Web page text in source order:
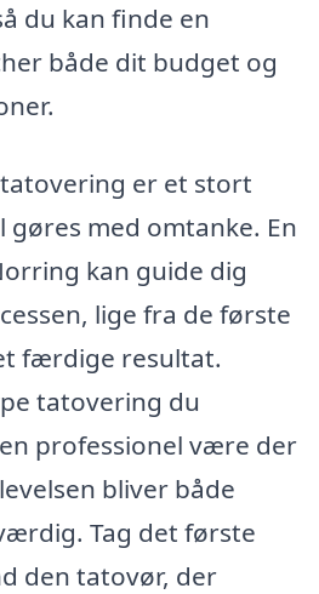
du kan finde en
både dit budget og
er et stort
gøres med omtanke. En
kan guide dig
lige fra de første
færdige resultat.
tatovering du
professionel være der
bliver både
Tag det første
den tatovør, der